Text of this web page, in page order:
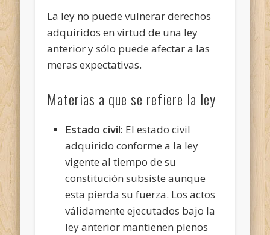
La ley no puede vulnerar derechos
adquiridos en virtud de una ley
anterior y sólo puede afectar a las
meras expectativas.
Materias a que se refiere la ley
Estado civil: El estado civil
adquirido conforme a la ley
vigente al tiempo de su
constitución subsiste aunque
esta pierda su fuerza. Los actos
válidamente ejecutados bajo la
ley anterior mantienen plenos